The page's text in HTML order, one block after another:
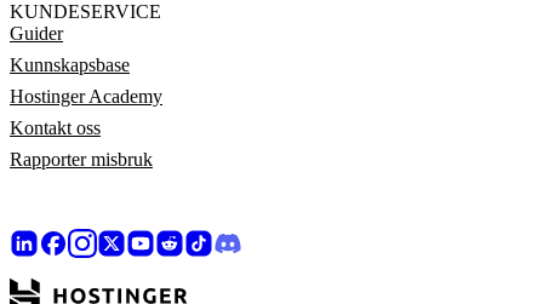
KUNDESERVICE
Guider
Kunnskapsbase
Hostinger Academy
Kontakt oss
Rapporter misbruk